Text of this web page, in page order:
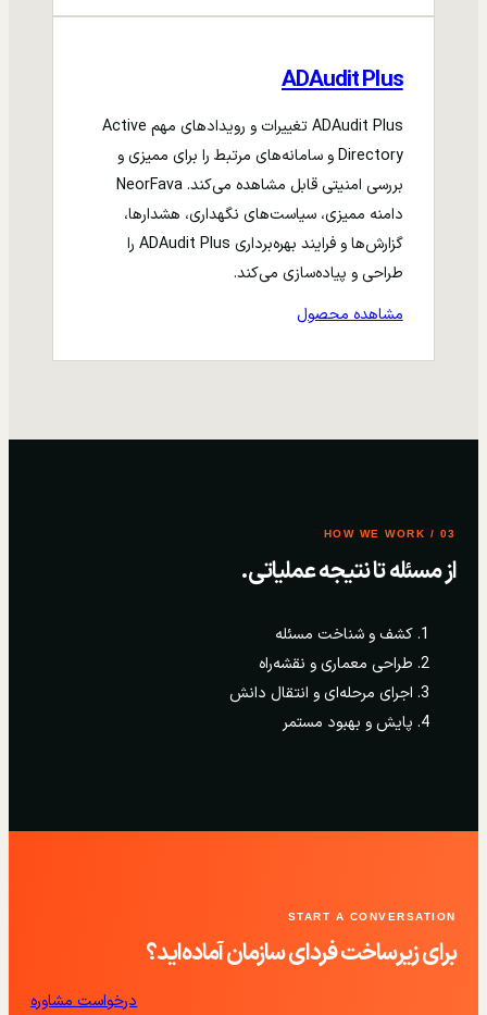
ADAudit Plus
ADAudit Plus تغییرات و رویدادهای مهم Active
Directory و سامانه‌های مرتبط را برای ممیزی و
بررسی امنیتی قابل مشاهده می‌کند. NeorFava
دامنه ممیزی، سیاست‌های نگهداری، هشدارها،
گزارش‌ها و فرایند بهره‌برداری ADAudit Plus را
طراحی و پیاده‌سازی می‌کند.
مشاهده محصول
03 / HOW WE WORK
از مسئله تا نتیجه عملیاتی.
کشف و شناخت مسئله
طراحی معماری و نقشه‌راه
اجرای مرحله‌ای و انتقال دانش
پایش و بهبود مستمر
START A CONVERSATION
برای زیرساخت فردای سازمان آماده‌اید؟
درخواست مشاوره